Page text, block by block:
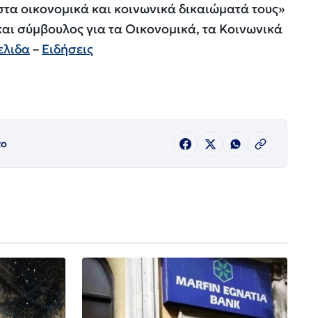
οικονομικά και κοινωνικά δικαιώματά τους»
σύμβουλος για τα Οικονομικά, τα Κοινωνικά
– Ειδήσεις